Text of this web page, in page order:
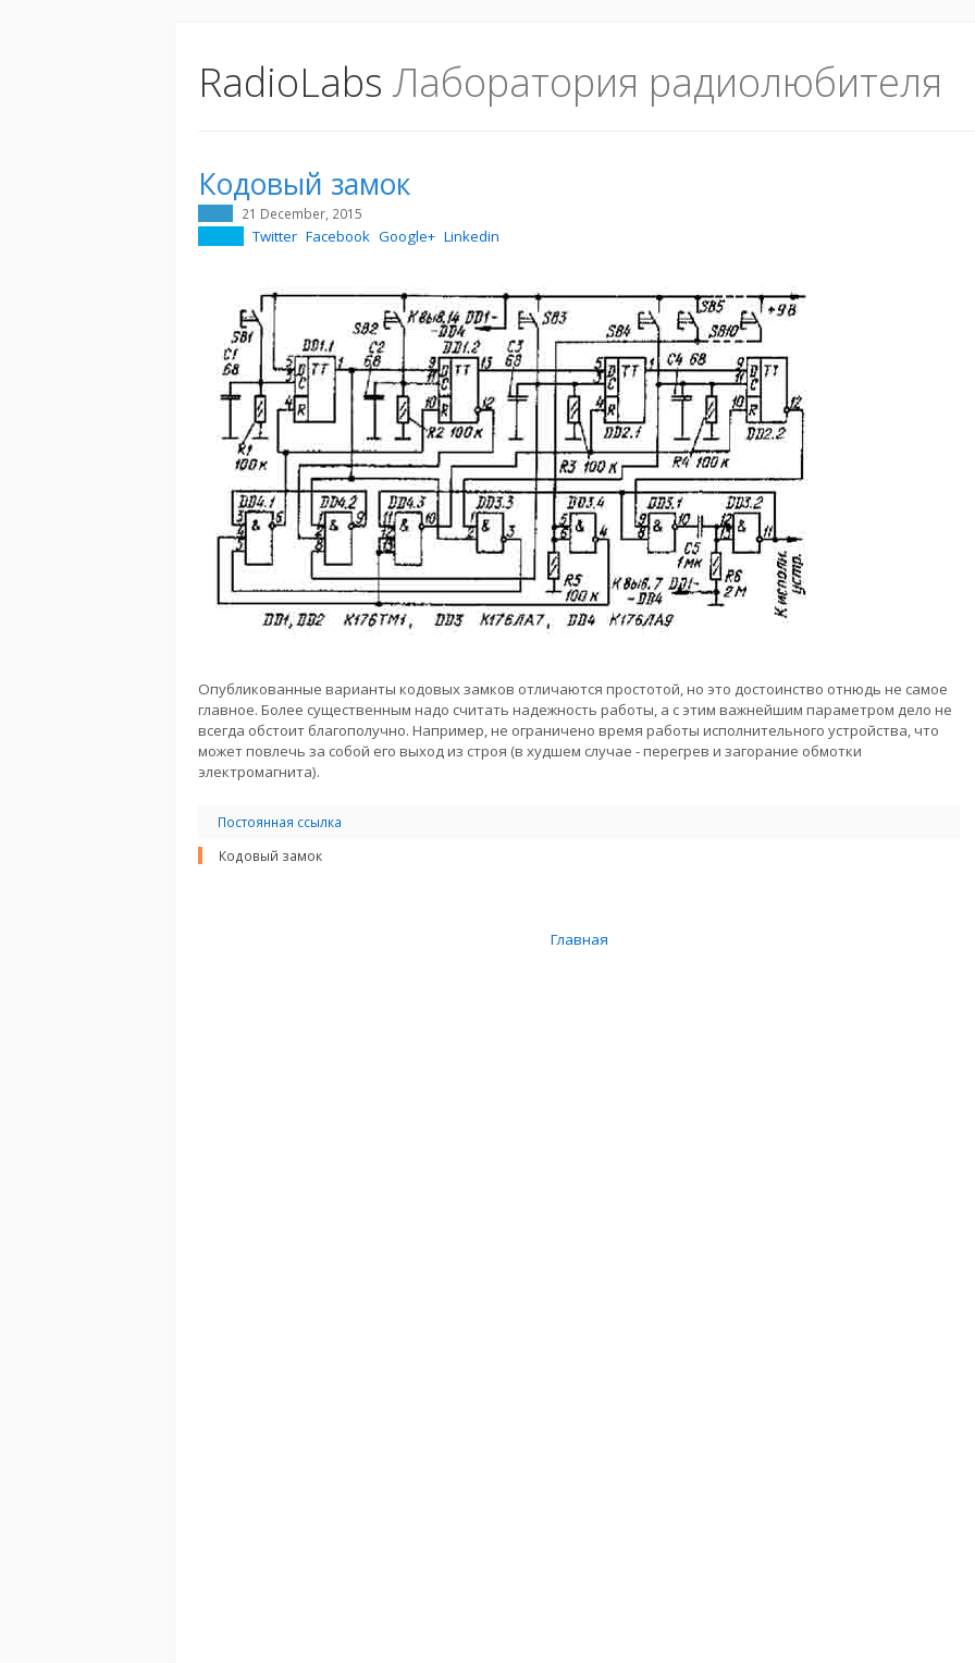
RadioLabs Лаборатория радиолюбителя
Кодовый замок
21 December, 2015
Twitter Facebook Google+ Linkedin
Опубликованные варианты кодовых замков отличаются простотой, но это достоинство отнюдь не самое
главное. Более существенным надо считать надежность работы, а с этим важнейшим параметром дело не
всегда обстоит благополучно. Например, не ограничено время работы исполнительного устройства, что
может повлечь за собой его выход из строя (в худшем случае - перегрев и загорание обмотки
электромагнита).
Постоянная ссылка
Кодовый замок
Главная